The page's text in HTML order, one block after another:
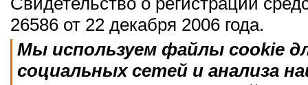
26586 от 22 декабря 2006 года.
Мы используем файлы cookie
социальных сетей и анализа